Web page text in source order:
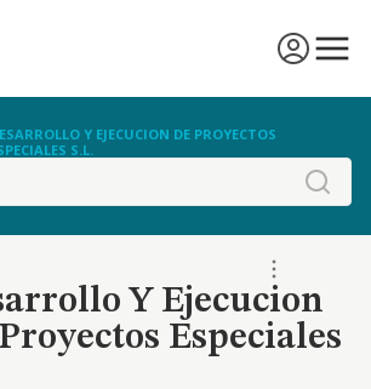
Y EJECUCION DE PROYECTOS
S.L.
Y Ejecucion
Especiales